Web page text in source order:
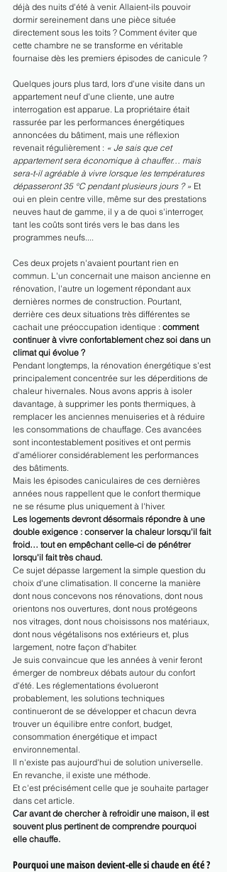
déjà des nuits d'été à venir. Allaient-ils pouvoir
dormir sereinement dans une pièce située
directement sous les toits ? Comment éviter que
cette chambre ne se transforme en véritable
fournaise dès les premiers épisodes de canicule ?
Quelques jours plus tard, lors d'une visite dans un
appartement neuf d'une cliente, une autre
interrogation est apparue. La propriétaire était
rassurée par les performances énergétiques
annoncées du bâtiment, mais une réflexion
revenait régulièrement : « Je sais que cet
appartement sera économique à chauffer… mais
sera-t-il agréable à vivre lorsque les températures
dépasseront 35 °C pendant plusieurs jours ? » Et
oui en plein centre ville, même sur des prestations
neuves haut de gamme, il y a de quoi s'interroger,
tant les coûts sont tirés vers le bas dans les
programmes neufs....
Ces deux projets n'avaient pourtant rien en
commun. L'un concernait une maison ancienne en
rénovation, l'autre un logement répondant aux
dernières normes de construction. Pourtant,
derrière ces deux situations très différentes se
cachait une préoccupation identique : comment
continuer à vivre confortablement chez soi dans un
climat qui évolue ?
Pendant longtemps, la rénovation énergétique s'est
principalement concentrée sur les déperditions de
chaleur hivernales. Nous avons appris à isoler
davantage, à supprimer les ponts thermiques, à
remplacer les anciennes menuiseries et à réduire
les consommations de chauffage. Ces avancées
sont incontestablement positives et ont permis
d'améliorer considérablement les performances
des bâtiments.
Mais les épisodes caniculaires de ces dernières
années nous rappellent que le confort thermique
ne se résume plus uniquement à l'hiver.
Les logements devront désormais répondre à une
double exigence : conserver la chaleur lorsqu'il fait
froid… tout en empêchant celle-ci de pénétrer
lorsqu'il fait très chaud.
Ce sujet dépasse largement la simple question du
choix d'une climatisation. Il concerne la manière
dont nous concevons nos rénovations, dont nous
orientons nos ouvertures, dont nous protégeons
nos vitrages, dont nous choisissons nos matériaux,
dont nous végétalisons nos extérieurs et, plus
largement, notre façon d'habiter.
Je suis convaincue que les années à venir feront
émerger de nombreux débats autour du confort
d'été. Les réglementations évolueront
probablement, les solutions techniques
continueront de se développer et chacun devra
trouver un équilibre entre confort, budget,
consommation énergétique et impact
environnemental.
Il n'existe pas aujourd'hui de solution universelle.
En revanche, il existe une méthode.
Et c'est précisément celle que je souhaite partager
dans cet article.
Car avant de chercher à refroidir une maison, il est
souvent plus pertinent de comprendre pourquoi
elle chauffe.
Pourquoi une maison devient-elle si chaude en été ?